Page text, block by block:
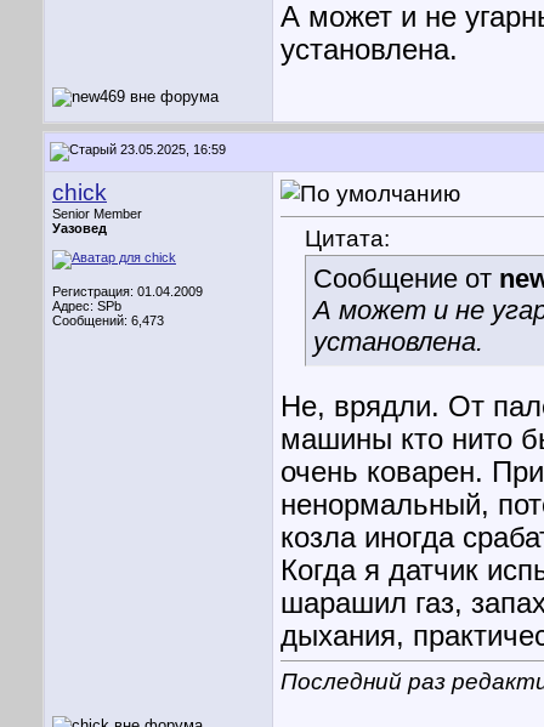
А может и не
установлена.
23.05.2025, 16:59
chick
Senior Member
Уазовед
Регистрация: 01.04.2009
Адрес: SPb
Сообщений: 6,473
Цитата:
Сообщение от
А может и не
установлена.
Не, врядли. От
машины кто нито
очень коварен.
ненормальный,
козла иногда
Когда я датчик
шарашил газ,
дыхания,
Последний раз